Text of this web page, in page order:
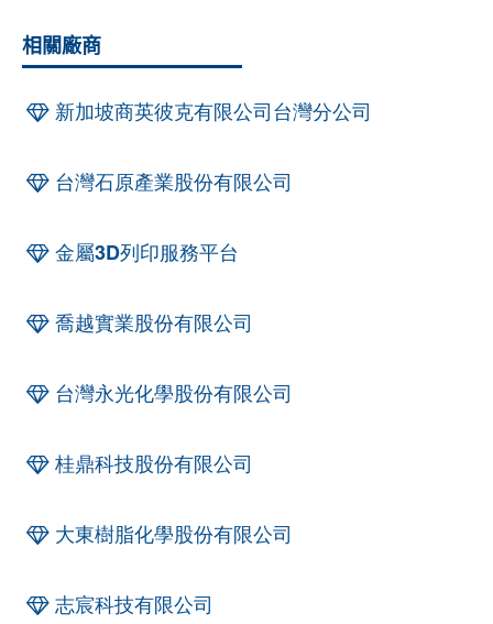
相關廠商
新加坡商英彼克有限公司台灣分公司
台灣石原產業股份有限公司
金屬3D列印服務平台
喬越實業股份有限公司
台灣永光化學股份有限公司
桂鼎科技股份有限公司
大東樹脂化學股份有限公司
志宸科技有限公司